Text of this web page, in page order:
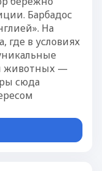
Барбадос
На
где в условиях
животных —
сюда